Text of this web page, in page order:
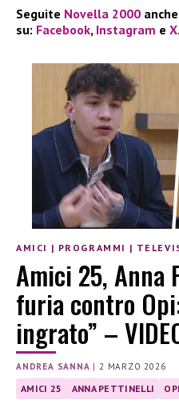
Seguite Novella 2000 anche
su: Facebook, Instagram e X.
AMICI | PROGRAMMI |
Amici 25, Anna
furia contro
ingrato” –
ANDREA SANNA |2 MARZO 2026
AMICI 25 ANNA PETTINELLI OPI